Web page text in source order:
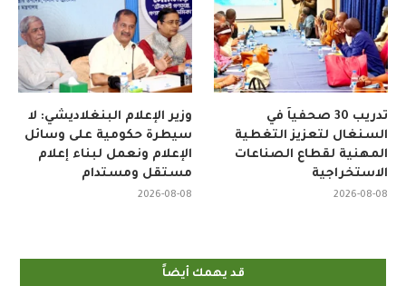
وزير الإعلام البنغلاديشي: لا
سيطرة حكومية على وسائل
الإعلام ونعمل لبناء إعلام
مستقل ومستدام
2026-08-08
تدريب 30 صحفياً في
السنغال لتعزيز التغطية
المهنية لقطاع الصناعات
الاستخراجية
2026-08-08
قد يهمك أيضاً